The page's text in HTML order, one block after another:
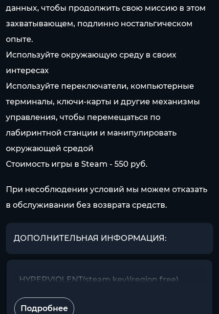
данных, чтобы продолжить свою миссию в этом
захватывающем, подлинно ностальгическом
опыте.
Используйте окружающую среду в своих
интересах
Используйте переключатели, компьютерные
терминалы, ключи-карты и другие механизмы
управления, чтобы перемещаться по
лабиринтной станции и манипулировать
окружающей средой
Стоимость игры в Steam - 550 pуб.
При несоблюдении условий мы можем отказать
в обслуживании без возврата средств.
ДОПОЛНИТЕЛЬНАЯ ИНФОРМАЦИЯ:
HYPERVIOLENT(steam key)(region free)
Подробнее